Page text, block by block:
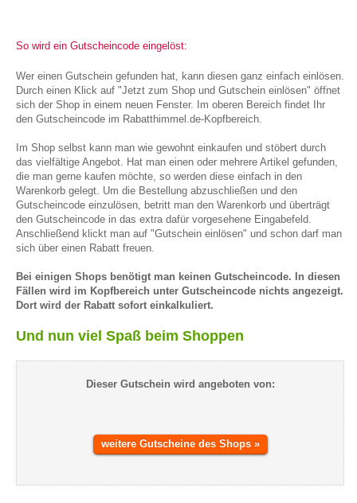
So wird ein Gutscheincode eingelöst:
Wer einen Gutschein gefunden hat, kann diesen ganz einfach einlösen.
Durch einen Klick auf "Jetzt zum Shop und Gutschein einlösen" öffnet
sich der Shop in einem neuen Fenster. Im oberen Bereich findet Ihr
den Gutscheincode im Rabatthimmel.de-Kopfbereich.
Im Shop selbst kann man wie gewohnt einkaufen und stöbert durch
das vielfältige Angebot. Hat man einen oder mehrere Artikel gefunden,
die man gerne kaufen möchte, so werden diese einfach in den
Warenkorb gelegt. Um die Bestellung abzuschließen und den
Gutscheincode einzulösen, betritt man den Warenkorb und überträgt
den Gutscheincode in das extra dafür vorgesehene Eingabefeld.
Anschließend klickt man auf "Gutschein einlösen" und schon darf man
sich über einen Rabatt freuen.
Bei einigen Shops benötigt man keinen Gutscheincode. In diesen
Fällen wird im Kopfbereich unter Gutscheincode nichts angezeigt.
Dort wird der Rabatt sofort einkalkuliert.
Und nun viel Spaß beim Shoppen
Dieser Gutschein wird angeboten von:
weitere Gutscheine des Shops »